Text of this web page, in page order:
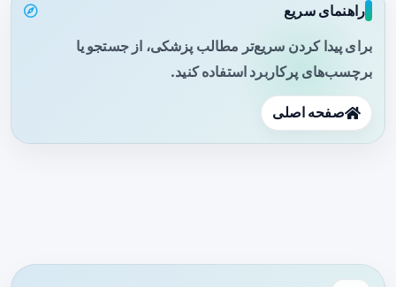
راهنمای سریع
برای پیدا کردن سریع‌تر مطالب پزشکی، از جستجو یا
برچسب‌های پرکاربرد استفاده کنید.
صفحه اصلی